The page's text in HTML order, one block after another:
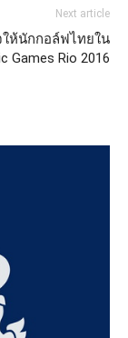
Next article
ให้นักกอล์ฟไทยใน
Games Rio 2016